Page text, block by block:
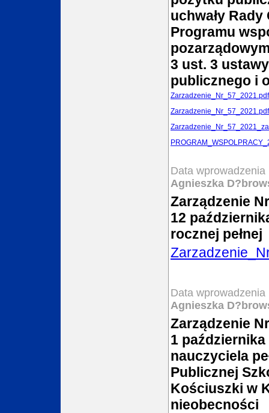
uchwały
Programu
3 ust. 3
publicznego i
Zarzadzenie_Nr_57_2021.pdf
Zarzadzenie_Nr_57_2021.pdf
Data
Agnieszka
Zarządzenie
12
rocznej pełnej
Data
Agnieszka
Zarządzenie
1
nauczyciela
Publicznej
Kościuszki w
nieobecności